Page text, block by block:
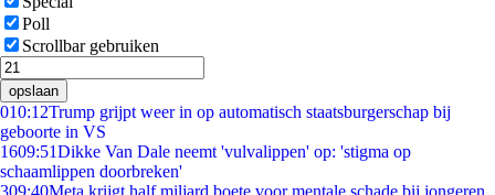
Poll
Scrollbar gebruiken
opslaan
010:12Trump grijpt weer in op automatisch staatsburgerschap bij
geboorte in VS
1609:51Dikke Van Dale neemt 'vulvalippen' op: 'stigma op
schaamlippen doorbreken'
309:40Meta krijgt half miljard boete voor mentale schade bij jongeren